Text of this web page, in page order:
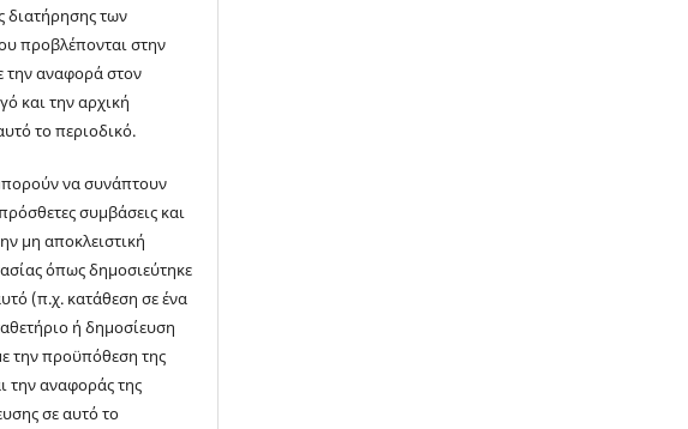
διατήρησης των
προβλέπονται στην
την αναφορά στον
και την αρχική
το περιοδικό.
να συνάπτουν
συμβάσεις και
μη αποκλειστική
όπως δημοσιεύτηκε
(π.χ. κατάθεση σε ένα
ή δημοσίευση
την προϋπόθεση της
την αναφοράς της
σε αυτό το